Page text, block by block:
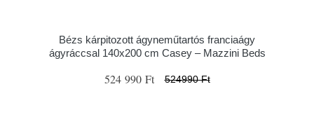
Bézs kárpitozott ágyneműtartós franciaágy
ágyráccsal 140x200 cm Casey – Mazzini Beds
524 990 Ft 524990 Ft